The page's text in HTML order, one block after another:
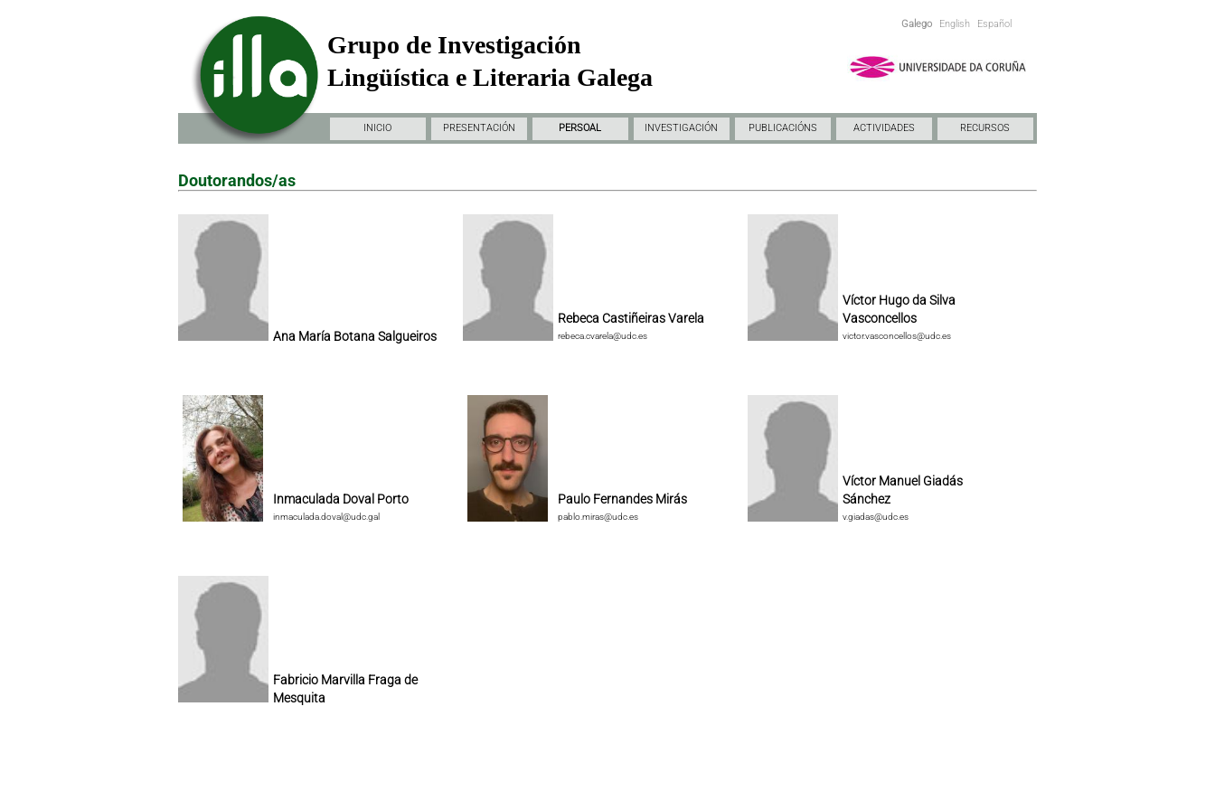
Galego English Español
Grupo de Investigación
Lingüística e Literaria Galega
INICIO PRESENTACIÓN PERSOAL INVESTIGACIÓN PUBLICACIÓNS ACTIVIDADES RECURSOS
Doutorandos/as
Ana María Botana Salgueiros
Rebeca Castiñeiras Varela
rebeca.cvarela@udc.es
Víctor Hugo da Silva
Vasconcellos
victor.vasconcellos@udc.es
Inmaculada Doval Porto
inmaculada.doval@udc.gal
Paulo Fernandes Mirás
pablo.miras@udc.es
Víctor Manuel Giadás
Sánchez
v.giadas@udc.es
Fabricio Marvilla Fraga de
Mesquita